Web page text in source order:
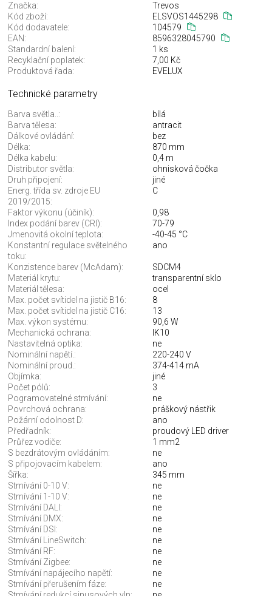
Značka:
Trevos
Kód zboží:
ELSVOS1445298
Kód dodavatele:
104579
EAN:
8596328045790
Standardní balení:
1 ks
Recyklační poplatek:
7,00 Kč
Produktová řada:
EVELUX
Technické parametry
Barva světla..:
bílá
Barva tělesa:
antracit
Dálkové ovládání:
bez
Délka:
870 mm
Délka kabelu:
0,4 m
Distributor světla:
ohnisková čočka
Druh připojení:
jiné
Energ. třída sv. zdroje EU
2019/2015:
C
Faktor výkonu (účiník):
0,98
Index podání barev (CRI):
70-79
Jmenovitá okolní teplota:
-40-45 °C
Konstantní regulace světelného
toku:
ano
Konzistence barev (McAdam):
SDCM4
Materiál krytu:
transparentní sklo
Materiál tělesa:
ocel
Max. počet svítidel na jistič B16:
8
Max. počet svítidel na jistič C16:
13
Max. výkon systému:
90,6 W
Mechanická ochrana:
IK10
Nastavitelná optika:
ne
Nominální napětí.:
220-240 V
Nominální proud.:
374-414 mA
Objímka:
jiné
Počet pólů:
3
Pogramovatelné stmívání:
ne
Povrchová ochrana:
práškový nástřik
Požární odolnost D:
ano
Předřadník:
proudový LED driver
Průřez vodiče:
1 mm2
S bezdrátovým ovládáním:
ne
S připojovacím kabelem:
ano
Šířka:
345 mm
Stmívání 0-10 V:
ne
Stmívání 1-10 V:
ne
Stmívání DALI:
ne
Stmívání DMX:
ne
Stmívání DSI:
ne
Stmívání LineSwitch:
ne
Stmívání RF:
ne
Stmívání Zigbee:
ne
Stmívání napájecího napětí:
ne
Stmívání přerušením fáze:
ne